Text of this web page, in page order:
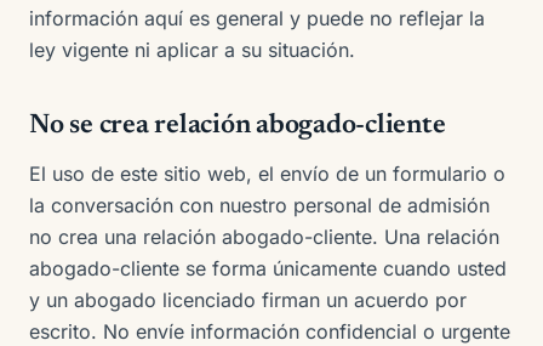
información aquí es general y puede no reflejar la
ley vigente ni aplicar a su situación.
No se crea relación abogado-cliente
El uso de este sitio web, el envío de un formulario o
la conversación con nuestro personal de admisión
no crea una relación abogado-cliente. Una relación
abogado-cliente se forma únicamente cuando usted
y un abogado licenciado firman un acuerdo por
escrito. No envíe información confidencial o urgente